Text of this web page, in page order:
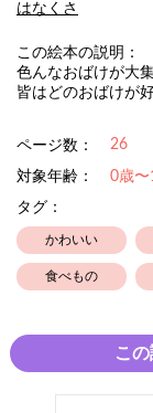
はなくさ
この絵本の説明：
色んなおばけが大
皆はどのおばけが
ページ数： 26
対象年齢：
0歳〜
タグ：
かわいい
食べもの
こ